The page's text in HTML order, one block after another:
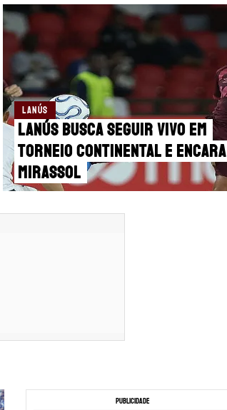
LANÚS
Lanús busca seguir vivo em
torneio continental e encara
Mirassol